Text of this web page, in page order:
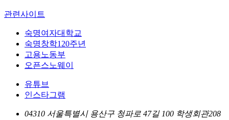
관련사이트
숙명여자대학교
숙명창학120주년
고용노동부
오픈스노웨이
유튜브
인스타그램
04310 서울특별시 용산구 청파로 47길 100 학생회관208